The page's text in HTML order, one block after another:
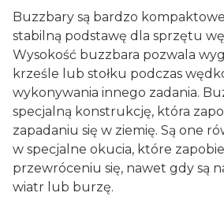
Buzzbary są bardzo
stabilną podstawę dla sprzętu
Wysokość buzzbara pozwala
krześle lub stołku podczas
wykonywania innego zadania.
specjalną konstrukcję, która
zapadaniu się w ziemię. Są one
w specjalne okucia, które
przewróceniu się, nawet gdy są
wiatr lub burzę.